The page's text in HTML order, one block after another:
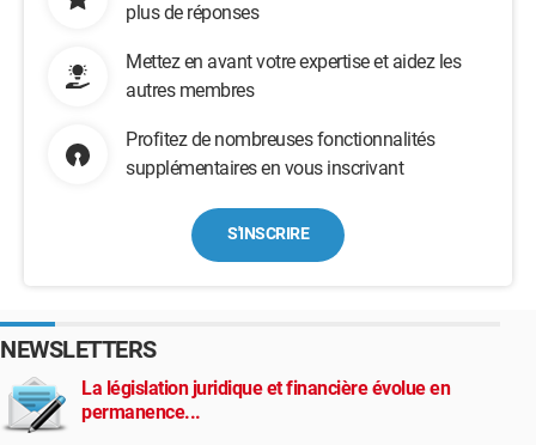
plus de réponses
Mettez en avant votre expertise et aidez les
autres membres
Profitez de nombreuses fonctionnalités
supplémentaires en vous inscrivant
S'INSCRIRE
NEWSLETTERS
La législation juridique et financière évolue en
permanence...